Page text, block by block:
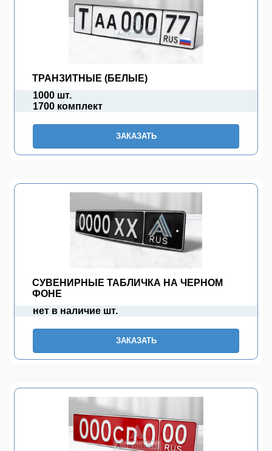
ТРАНЗИТНЫЕ (БЕЛЫЕ)
1000 шт.
1700 комплект
ЗАКАЗАТЬ
СУВЕНИРНЫЕ ТАБЛИЧКА НА ЧЕРНОМ
ФОНЕ
нет в наличие шт.
ЗАКАЗАТЬ